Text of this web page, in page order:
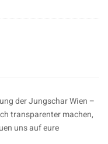
der Jungschar Wien –
transparenter machen,
uns auf eure